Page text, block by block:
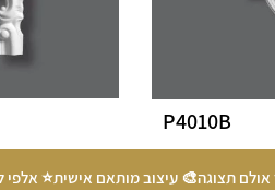
P4010B
🎨 עיצוב מותאם אישית⭐ אלפי